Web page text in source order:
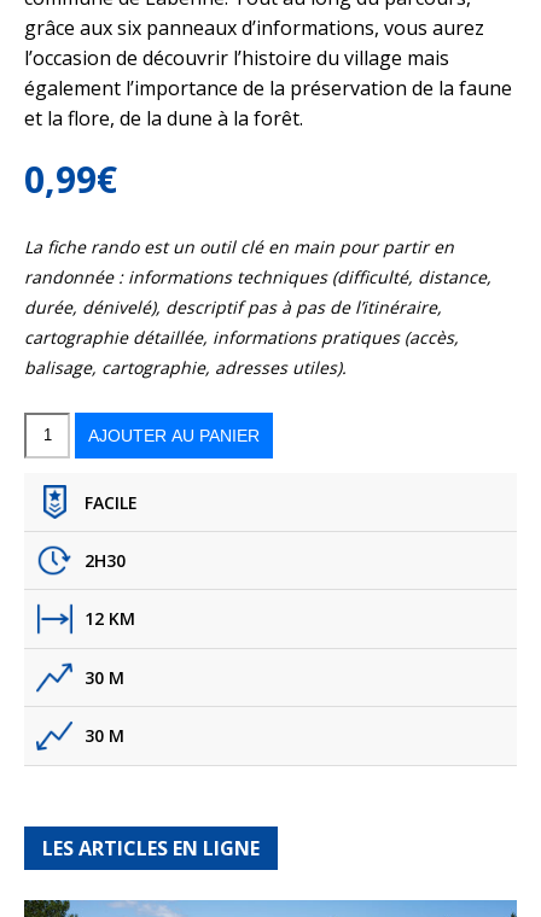
grâce aux six panneaux d’informations, vous aurez
l’occasion de découvrir l’histoire du village mais
également l’importance de la préservation de la faune
et la flore, de la dune à la forêt.
0,99€
La fiche rando est un outil clé en main pour partir en
randonnée : informations techniques (difficulté, distance,
durée, dénivelé), descriptif pas à pas de l’itinéraire,
cartographie détaillée, informations pratiques (accès,
balisage, cartographie, adresses utiles).
quantité
une
AJOUTER AU PANIER
FACILE
2H30
12 KM
30 M
30 M
LES ARTICLES EN LIGNE